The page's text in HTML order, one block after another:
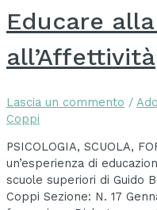
Educare
all’Affettività
Lascia un commento /
Coppi
PSICOLOGIA, SCUOLA,
un’esperienza di
scuole superiori di Guido
Coppi Sezione: N. 17